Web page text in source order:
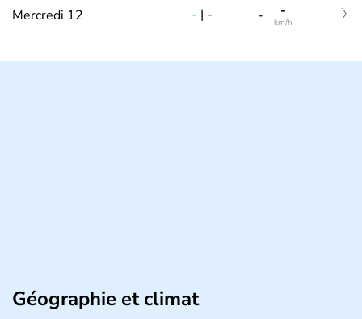
Mercredi 12 - | - - -
km/h
Géographie et climat